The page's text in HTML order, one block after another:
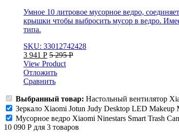
Умное 10 литровое мусорное ведро,
крышки чтобы выбросить мусор в ведро.
типа.
SKU: 33012742428
3 941 Р 5 295Р
View Product
Отложить
Сравнить
Выбранный товар: Настольный вентилятор
Зеркало Xiaomi Jotun Judy Desktop LED Makeup
Мусорное ведро Xiaomi Ninestars Smart Trash Can
10 090 Р для 3 товаров